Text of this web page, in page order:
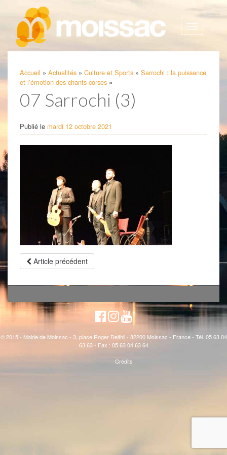
Afficher
Accueil » Actualités » Culture et Sports » Sarrochi : la puissance
et l’émotion des chants corses »
07 Sarrochi (3)
Publié le mardi 12 octobre 2021
Article précédent
© 2015 - Mairie de Moissac - 3, place Roger Delthil - 82200 Moissac - France - Tél. 05 63 04
63 63 - Fax : 05 63 04 63 64
Crédits